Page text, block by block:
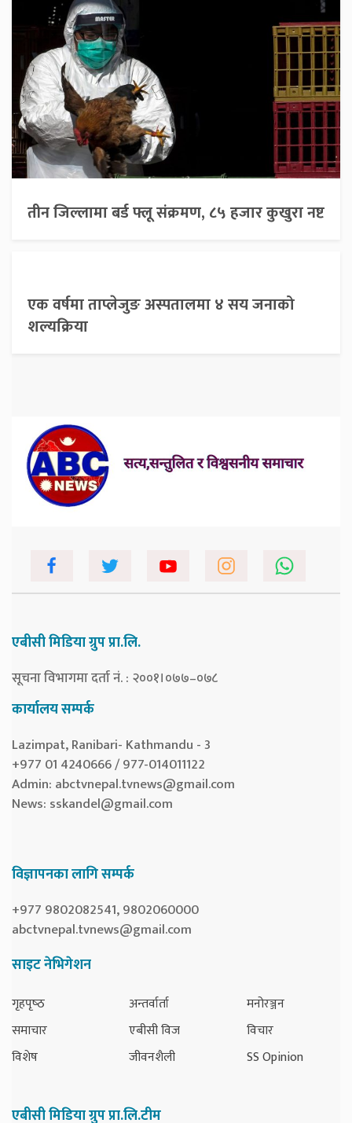
तीन जिल्लामा बर्ड फ्लू संक्रमण, ८५ हजार कुखुरा नष्ट
एक वर्षमा ताप्लेजुङ अस्पतालमा ४ सय जनाको
शल्यक्रिया
एबीसी मिडिया ग्रुप प्रा.लि.
सूचना विभागमा दर्ता नं. : २००१।०७७–०७८
कार्यालय सम्पर्क
Lazimpat, Ranibari- Kathmandu - 3
+977 01 4240666 / 977-014011122
Admin: abctvnepal.tvnews@gmail.com
News: sskandel@gmail.com
विज्ञापनका लागि सम्पर्क
+977 9802082541, 9802060000
abctvnepal.tvnews@gmail.com
साइट नेभिगेशन
गृहपृष्‍ठ
समाचार
विशेष
अन्तर्वार्ता
एबीसी विज
जीवनशैली
मनोरञ्जन
विचार
SS Opinion
एबीसी मिडिया ग्रुप प्रा.लि.टीम